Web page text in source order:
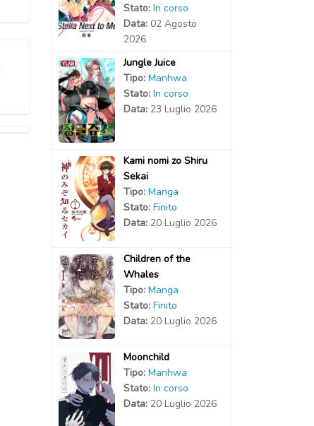
Stato: In corso
Data: 02 Agosto
2026
Jungle Juice
Tipo: Manhwa
Stato: In corso
Data: 23 Luglio 2026
Kami nomi zo Shiru
Sekai
Tipo: Manga
Stato: Finito
Data: 20 Luglio 2026
Children of the
Whales
Tipo: Manga
Stato: Finito
Data: 20 Luglio 2026
Moonchild
Tipo: Manhwa
Stato: In corso
Data: 20 Luglio 2026